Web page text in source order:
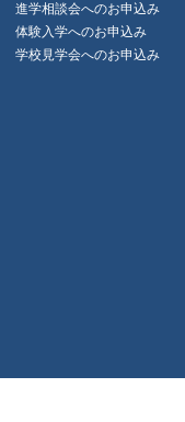
進学相談会へのお申込み
体験入学へのお申込み
学校見学会へのお申込み